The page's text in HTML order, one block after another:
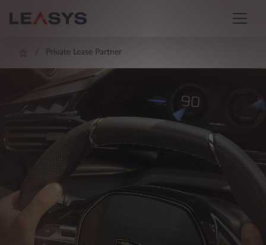
Private Lease Partner